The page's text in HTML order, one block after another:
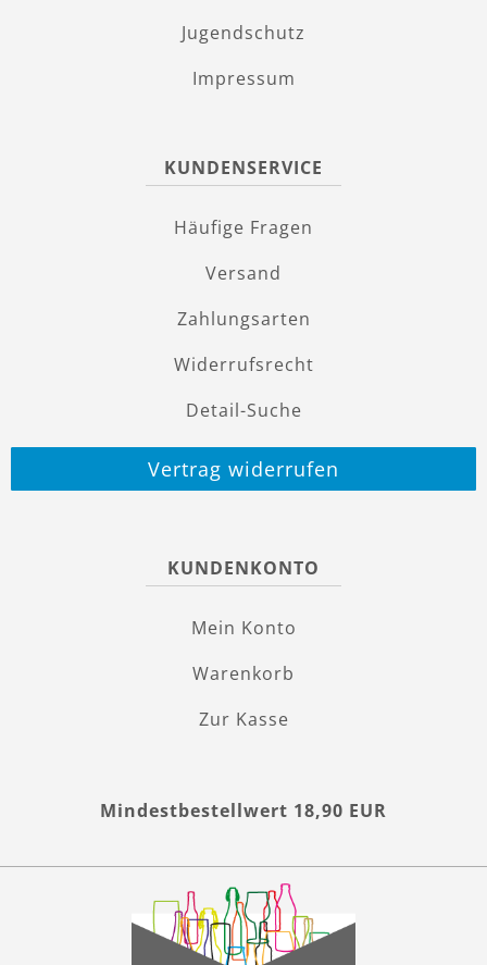
Jugendschutz
Impressum
KUNDENSERVICE
Häufige Fragen
Versand
Zahlungsarten
Widerrufsrecht
Detail-Suche
Vertrag widerrufen
KUNDENKONTO
Mein Konto
Warenkorb
Zur Kasse
Mindestbestellwert 18,90 EUR